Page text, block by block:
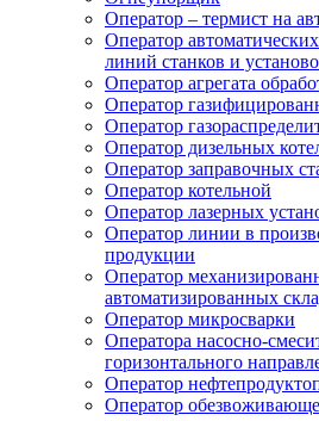
Оператор – термист на
Оператор
линий станков и
Оператор агрегата
Оператор
Оператор
Оператор дизельных
Оператор заправочных
Оператор котельной
Оператор лазерных
Оператор линии в
продукции
Оператор
автоматизированных
Оператор микросварки
Оператора насосно-
горизонтального
Оператор
Оператор